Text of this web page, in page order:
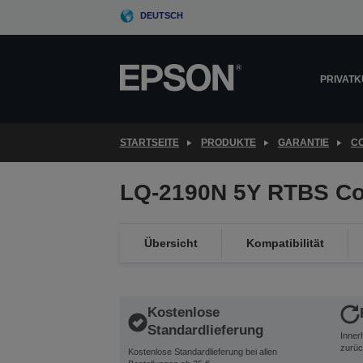
DEUTSCH
STARTSEITE PRODUKTE GARANTIE
LQ-2190N 5Y RTBS
Übersicht Kompatibilität
Kostenlose
Standardlieferung
Kostenlose Standardlieferung bei allen